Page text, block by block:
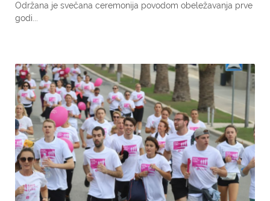
Održana je svečana ceremonija povodom obeležavanja prve
godi...